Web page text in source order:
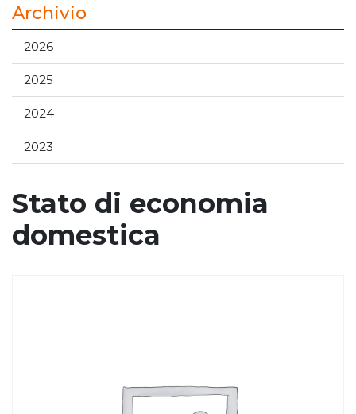
Archivio
2026
2025
2024
2023
Stato di economia
domestica